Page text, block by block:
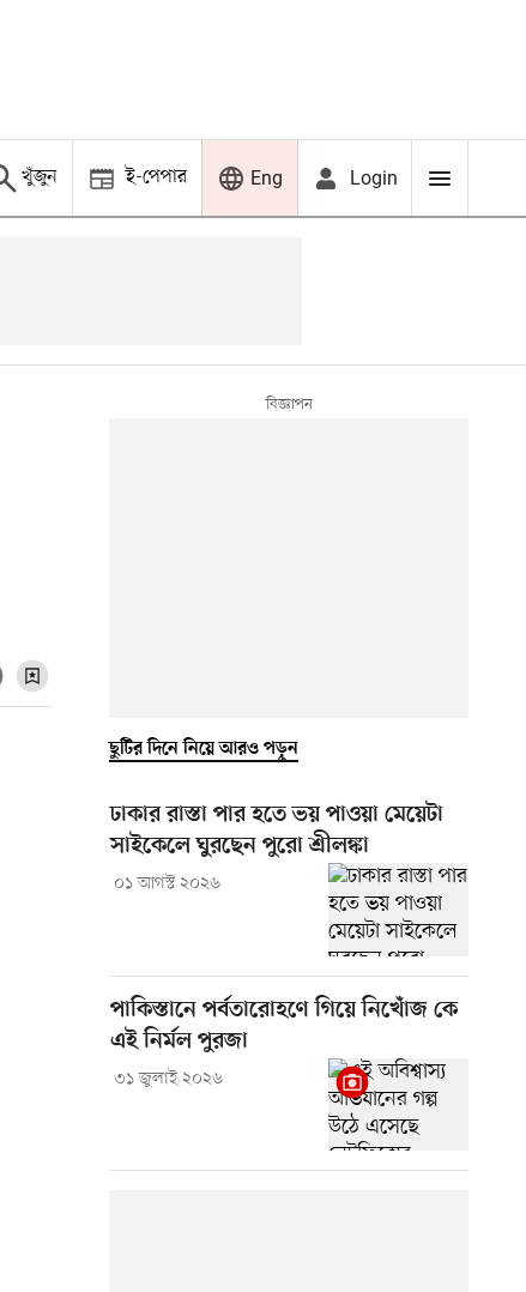
খুঁজুন ই-পেপার Eng Login
ছুটির দিনে নিয়ে আরও পড়ুন
ঢাকার রাস্তা পার হতে ভয় পাওয়া মেয়েটা
সাইকেলে ঘুরছেন পুরো শ্রীলঙ্কা
০১ আগস্ট ২০২৬
পাকিস্তানে পর্বতারোহণে গিয়ে নিখোঁজ কে
এই নির্মল পুরজা
৩১ জুলাই ২০২৬